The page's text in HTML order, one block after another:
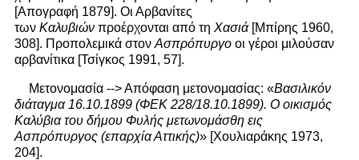
[Απογραφή 1879]. Οι Αρβανίτες
των Καλυβιώνπροέρχονται από τη Χασιά[Μπίρης 1960,
308]. Προπολεμικά στον Ασπρόπυργοοι γέροι μιλούσαν
αρβανίτικα [Τσίγκος 1991, 57].
Μετονομασία --> Απόφαση μετονομασίας: «Βασιλικόν
διάταγμα 16.10.1899 (ΦΕΚ 228/18.10.1899). Ο οικισμός
Καλύβια του δήμου Φυλής μετωνομάσθη εις
Ασπρόπυργος (επαρχία Αττικής)» [Χουλιαράκης 1973,
204].